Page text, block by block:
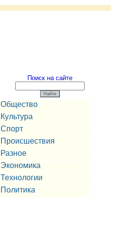
Поиск на сайте
Общество
Культура
Спорт
Происшествия
Разное
Экономика
Технологии
Политика